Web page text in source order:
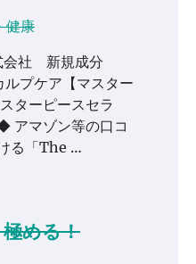
健康
会社 新規成分
プケア【マスター
ターピースセラ
アマゾン等の口コ
る「The …
める！